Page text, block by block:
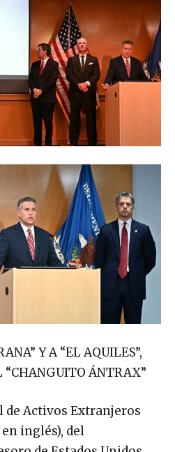
Y A “EL AQUILES”,
“CHANGUITO ÁNTRAX”
de Activos Extranjeros
en inglés), del